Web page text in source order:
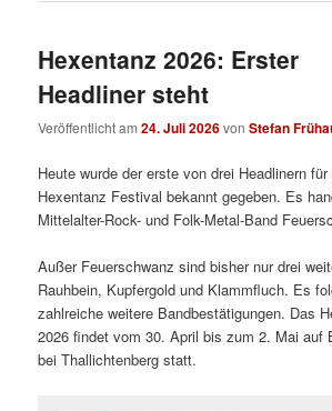
Hexentanz 2026: Erster
Headliner steht
Veröffentlicht am24. Juli 2026vonStefan
Heute wurde der erste von drei Headlinern
Hexentanz Festival bekannt gegeben. Es
Mittelalter-Rock- und Folk-Metal-Band
Außer Feuerschwanz sind bisher nur drei
Rauhbein, Kupfergold und Klammfluch. Es
zahlreiche weitere Bandbestätigungen. Das
2026 findet vom 30. April bis zum 2. Mai auf
bei Thallichtenberg statt.